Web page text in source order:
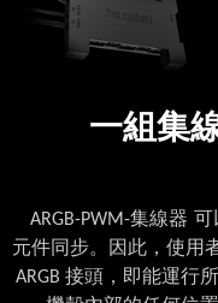
一組集
ARGB-PWM-集線器 可
元件同步。因此 ， 使用
ARGB 接頭 ， 即能運行